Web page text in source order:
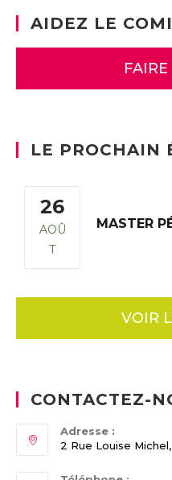
AIDEZ LE
LE PROCHAIN
26
AOÛ
T
MASTER
VOIR
CONTACTEZ-
Adresse :
2 Rue Louise